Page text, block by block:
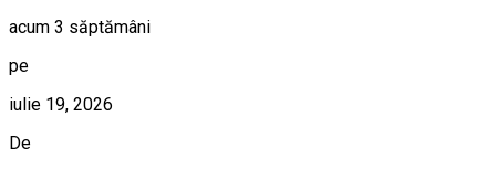
acum 3 săptămâni
pe
iulie 19, 2026
De